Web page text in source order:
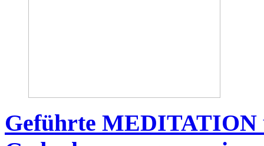
Geführte MEDITATION